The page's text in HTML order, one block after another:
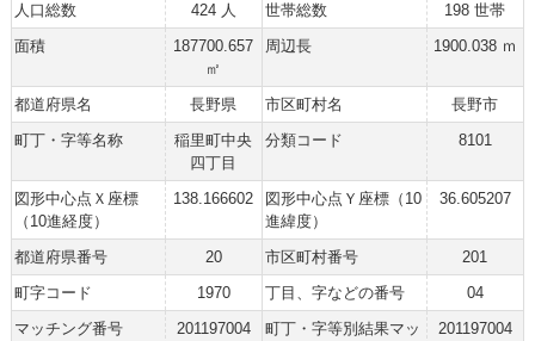
人口総数
424 人 世帯総数
198 世帯
面積
187700.657
㎡
周辺長 1900.038 ｍ
都道府県名 長野県 市区町村名
長野市
町丁・字等名称
稲里町中央
四丁目
分類コード 8101
図形中心点Ｘ座標
（10進経度）
138.166602
図形中心点Ｙ座標（10
進緯度）
36.605207
都道府県番号 20 市区町村番号
201
町字コード
1970 丁目、字などの番号
04
マッチング番号
201197004
町丁・字等別結果マッ
201197004